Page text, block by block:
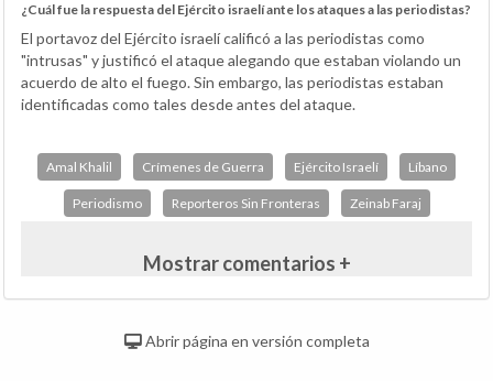
¿Cuál fue la respuesta del Ejército israelí ante los ataques a las periodistas?
El portavoz del Ejército israelí calificó a las periodistas como
"intrusas" y justificó el ataque alegando que estaban violando un
acuerdo de alto el fuego. Sin embargo, las periodistas estaban
identificadas como tales desde antes del ataque.
Amal Khalil Crímenes de Guerra Ejército Israelí Líbano
Periodismo Reporteros Sin Fronteras Zeinab Faraj
Mostrar comentarios +
Abrir página en versión completa